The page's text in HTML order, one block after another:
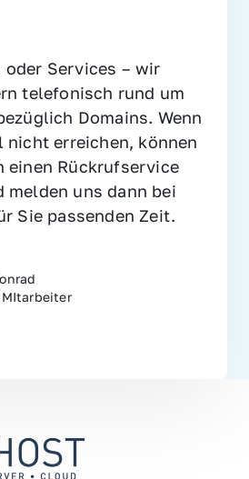
oder Services – wir
telefonisch rund um
Domains. Wenn
nicht erreichen, können
einen Rückrufservice
melden uns dann bei
Sie passenden Zeit.